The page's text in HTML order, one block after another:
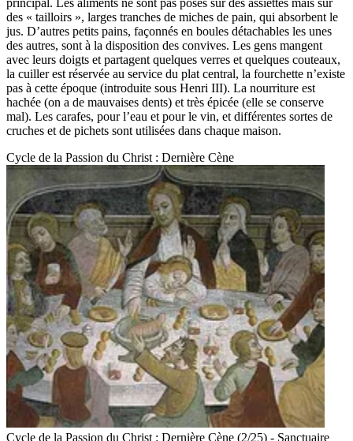
des « tailloirs », larges tranches de miches de pain, qui absorbent le
jus. D’autres petits pains, façonnés en boules détachables les unes
des autres, sont à la disposition des convives. Les gens mangent
avec leurs doigts et partagent quelques verres et quelques couteaux,
la cuiller est réservée au service du plat central, la fourchette n’existe
pas à cette époque (introduite sous Henri III). La nourriture est
hachée (on a de mauvaises dents) et très épicée (elle se conserve
mal). Les carafes, pour l’eau et pour le vin, et différentes sortes de
cruches et de pichets sont utilisées dans chaque maison.
Cycle de la Passion du Christ : Dernière Cène
Cycle de la Passion du Christ : Dernière Cène (2/25) - Sanctuaire